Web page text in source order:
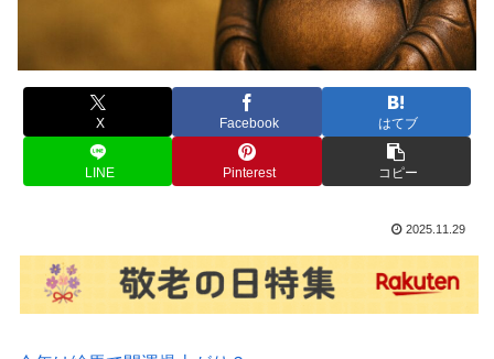
X Facebook はてブ
LINE Pinterest コピー
2025.11.29